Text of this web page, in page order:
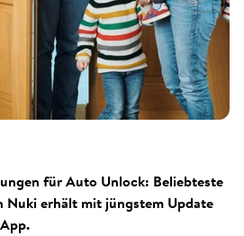
für Auto Unlock: Beliebteste
erhält mit jüngstem Update